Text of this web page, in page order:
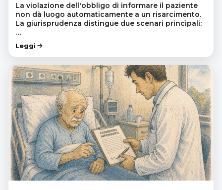
La violazione dell'obbligo di informare il paziente
non dà luogo automaticamente a un risarcimento.
La giurisprudenza distingue due scenari principali:
…
Leggi